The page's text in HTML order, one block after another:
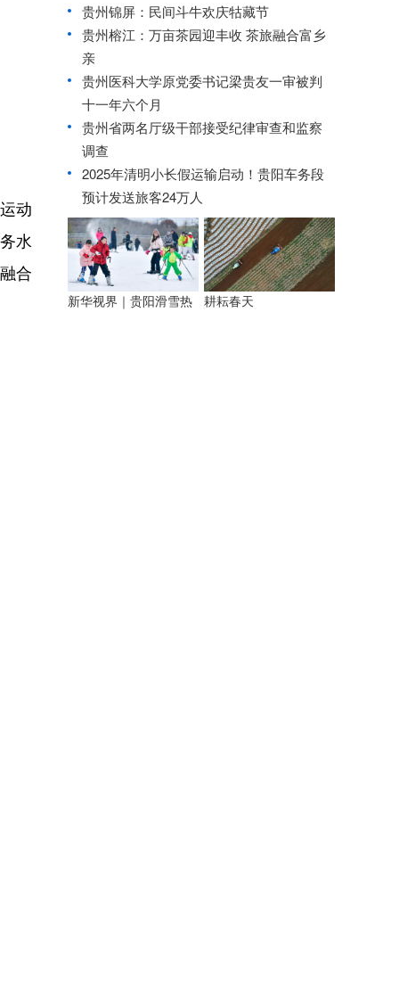
动
水
合
贵州锦屏：民间斗牛欢庆牯藏节
贵州榕江：万亩茶园迎丰收 茶旅融合富乡
亲
贵州医科大学原党委书记梁贵友一审被判
十一年六个月
贵州省两名厅级干部接受纪律审查和监察
调查
2025年清明小长假运输启动！贵阳车务段
预计发送旅客24万人
新华视界｜贵阳滑雪热 耕耘春天